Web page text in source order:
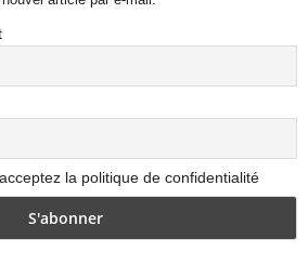
la politique de confidentialité